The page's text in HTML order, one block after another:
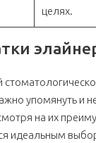
целях.
упомянуть и
на их
идеальным